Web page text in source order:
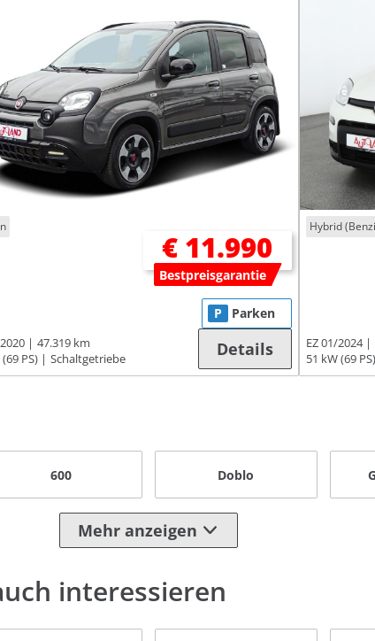
€ 11.990
Bestpreisgarantie
47.319 km
PS)
Schaltgetriebe
P Parken
Details
Hybrid
EZ 01/2024
51 kW (69 PS)
600 Doblo
Mehr anzeigen
interessieren